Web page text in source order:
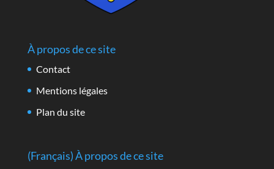
À propos de ce site
Contact
Mentions légales
Plan du site
(Français) À propos de ce site